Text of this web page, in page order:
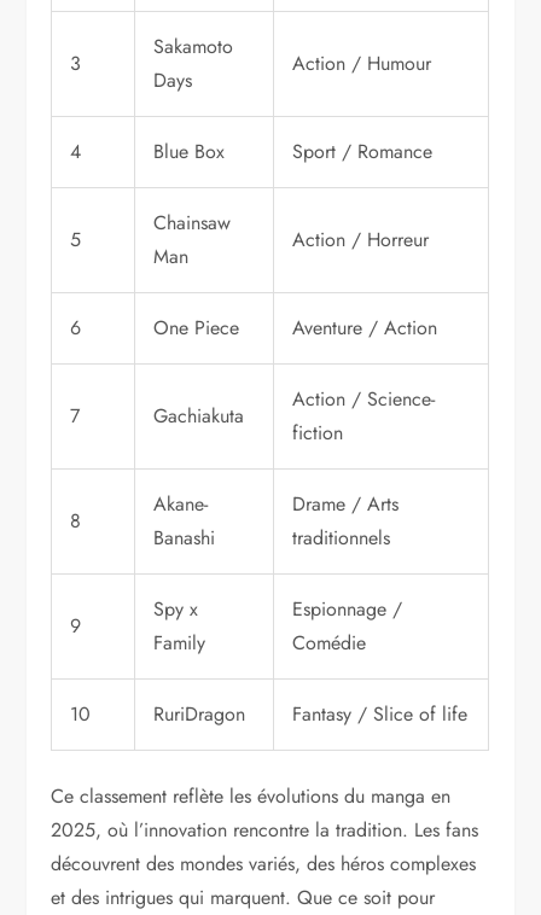
3
Sakamoto
Days
Action / Humour
4 Blue Box Sport / Romance
5
Chainsaw
Man
Action / Horreur
6 One Piece Aventure / Action
7 Gachiakuta
Action / Science-
fiction
8
Akane-
Banashi
Drame / Arts
traditionnels
9
Spy x
Family
Espionnage /
Comédie
10 RuriDragon Fantasy / Slice of life
Ce classement reflète les évolutions du manga en
2025, où l’innovation rencontre la tradition. Les fans
découvrent des mondes variés, des héros complexes
et des intrigues qui marquent. Que ce soit pour